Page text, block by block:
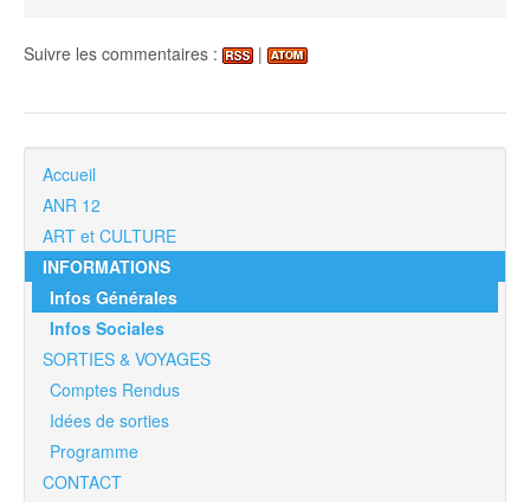
Suivre les commentaires : |
Accueil
ANR 12
ART et CULTURE
INFORMATIONS
Infos Générales
Infos Sociales
SORTIES & VOYAGES
Comptes Rendus
Idées de sorties
Programme
CONTACT